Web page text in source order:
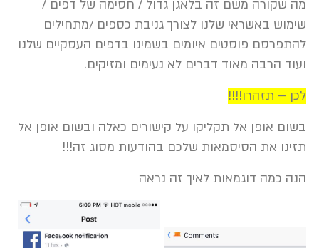
מה שקורה משם זה בלאגן גדול / חסימה של דפים /
שימוש באשראי שלנו לצורך גניבת כספים /מתחילים
להתפרסם פוסטים איומים בשמינו בדפים העסקיים שלנו
ועוד הרבה מאוד דברים לא נעימים ומזיקים.
לכן – תזהרו!!!!
בשום אופן אל תקליקו על קישורים כאלה ובשום אופן אל
תזינו את הסיסמאות שלכם בהודעות מסוג זה!!!
הנה כמה דוגמאות לאיך זה נראה